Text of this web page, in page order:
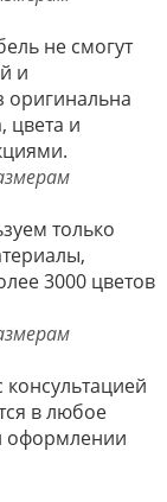
не смогут
и
оригинальна
цвета и
только
3000 цветов
в любое
оформлении